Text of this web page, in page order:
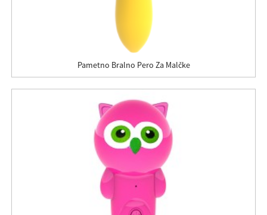
Pametno Bralno Pero Za Malčke